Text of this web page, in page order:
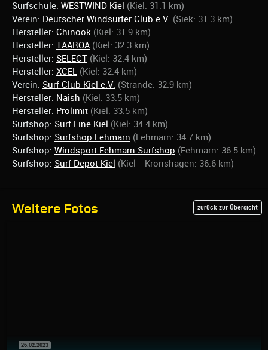
Surfschule: WESTWIND Kiel (Kiel: 31.1 km)
Verein: Deutscher Windsurfer Club e.V. (Siek: 31.3 km)
Hersteller: Chinook (Kiel: 31.9 km)
Hersteller: TAAROA (Kiel: 32.3 km)
Hersteller: SELECT (Kiel: 32.4 km)
Hersteller: XCEL (Kiel: 32.4 km)
Verein: Surf Club Kiel e.V. (Strande: 32.9 km)
Hersteller: Naish (Kiel: 33.5 km)
Hersteller: Prolimit (Kiel: 33.5 km)
Surfshop: Surf Line Kiel (Kiel: 34.4 km)
Surfshop: Surfshop Fehmarn (Fehmarn: 34.7 km)
Surfshop: Windsport Fehmarn Surfshop (Fehmarn: 36.5 km)
Surfshop: Surf Depot Kiel (Kiel - Kronshagen: 36.6 km)
Weitere Fotos zurück zur Übersicht
26.02.2023